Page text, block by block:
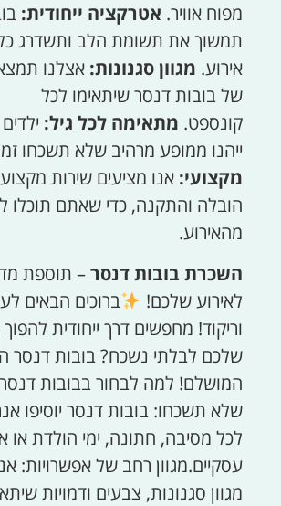
מפוח אוויר. אטרקציה ייחודית:
תמשוך את תשומת הלב ותשדרג
אירוע. מגוון סגנונות: אצלנו
של בובות דנסר שיתאימו לכל
קונספט. מתאימה לכל גיל:
ייהנו ממופע מרהיב שלא תשכחו
מקצועי: אנו מציעים שירות
הובלה והתקנה, כדי שאתם תוכלו
מהאירוע.
השכרת בובות דנסר– תוספת
לאירוע שלכם!
ברוכים הבאים
וריקוד! מחפשים דרך ייחודית
שלכם לבלתי נשכח? בובות דנסר
המושלם! למה לבחור בבובות
שלא תשכחו: בובות דנסר יוסיפו
לכל מסיבה, חתונה, ימי הולדת או
עסקיים.מגוון רחב של אפשרויות:
מגוון סגנונות, צבעים ודמויות